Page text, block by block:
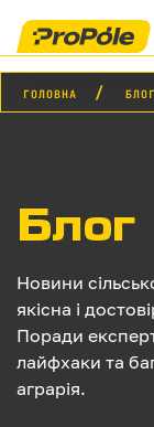
ГОЛОВНА БЛОГ
Блог
Новини
якісна і
Поради
лайфхаки та
аграрія.